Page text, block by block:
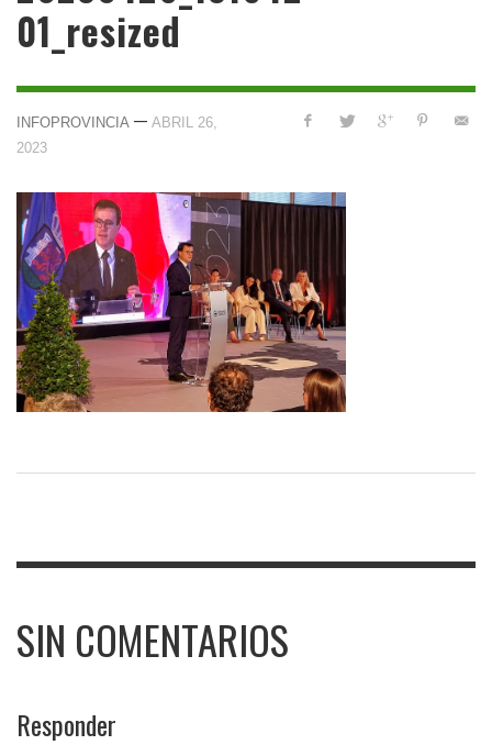
01_resized
INFOPROVINCIA — ABRIL 26,
2023
SIN COMENTARIOS
Responder